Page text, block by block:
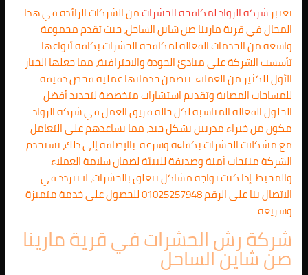
تعتبرشركة الرواد لمكافحة الحشراتمن الشركات الرائدة في هذا
المجال في قرية مارينا صن شاين الساحل، حيث تقدم مجموعة
واسعة من الخدمات الفعالة لمكافحة الحشرات بكافة أنواعها.
تأسست الشركة على مبادئ الجودة والاحترافية، مما جعلها الخيار
الأول للكثير من العملاء. تتضمن خدماتها عملية فحص دقيقة
للمساحات المصابة وتقديم استشارات متخصصة لتحديد أفضل
الحلول الفعالة المناسبة لكل حالة.فريق العمل في شركة الرواد
مكون من خبراء مدربين بشكل جيد، مما يساعدهم على التعامل
مع مشكلات الحشرات بكفاءة وسرعة. بالإضافة إلى ذلك، تستخدم
الشركة منتجات آمنة وصديقة للبيئة لضمان سلامة العملاء
والمحيط. إذا كنت تواجه مشاكل تتعلق بالحشرات، لا تتردد في
الاتصال بنا على الرقم 01025257948 للحصول على خدمة متميزة
وسريعة.
شركة رش الحشرات في قرية مارينا
صن شاين الساحل